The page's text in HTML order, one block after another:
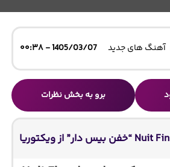
آهنگ های جدید 1405/03/07 - ۰۰:۳۸
برو به بخش نظرات